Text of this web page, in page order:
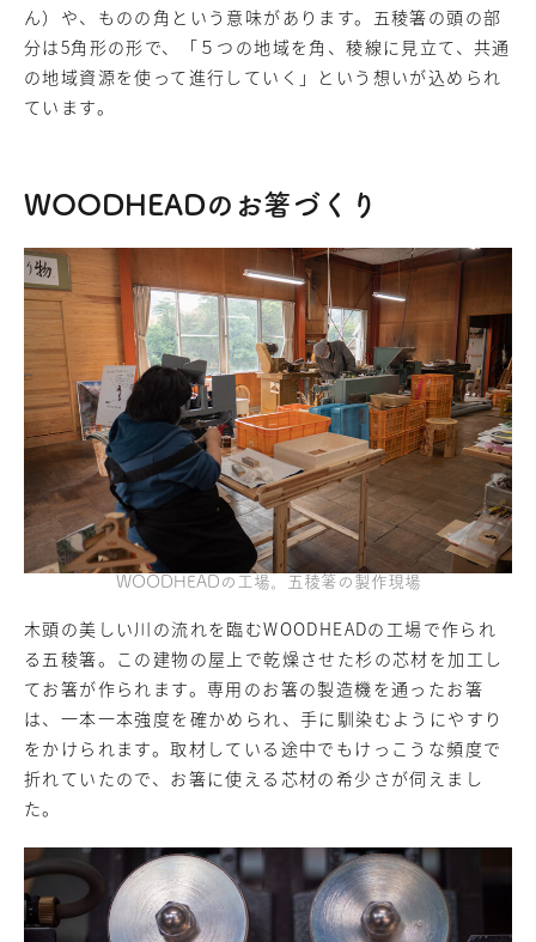
ん）や、ものの角という意味があります。五稜箸の頭の部
分は5角形の形で、「５つの地域を角、稜線に見立て、共通
の地域資源を使って進行していく」という想いが込められ
ています。
WOODHEADのお箸づくり
WOODHEADの工場。五稜箸の製作現場
木頭の美しい川の流れを臨むWOODHEADの工場で作られ
る五稜箸。この建物の屋上で乾燥させた杉の芯材を加工し
てお箸が作られます。専用のお箸の製造機を通ったお箸
は、一本一本強度を確かめられ、手に馴染むようにやすり
をかけられます。取材している途中でもけっこうな頻度で
折れていたので、お箸に使える芯材の希少さが伺えまし
た。